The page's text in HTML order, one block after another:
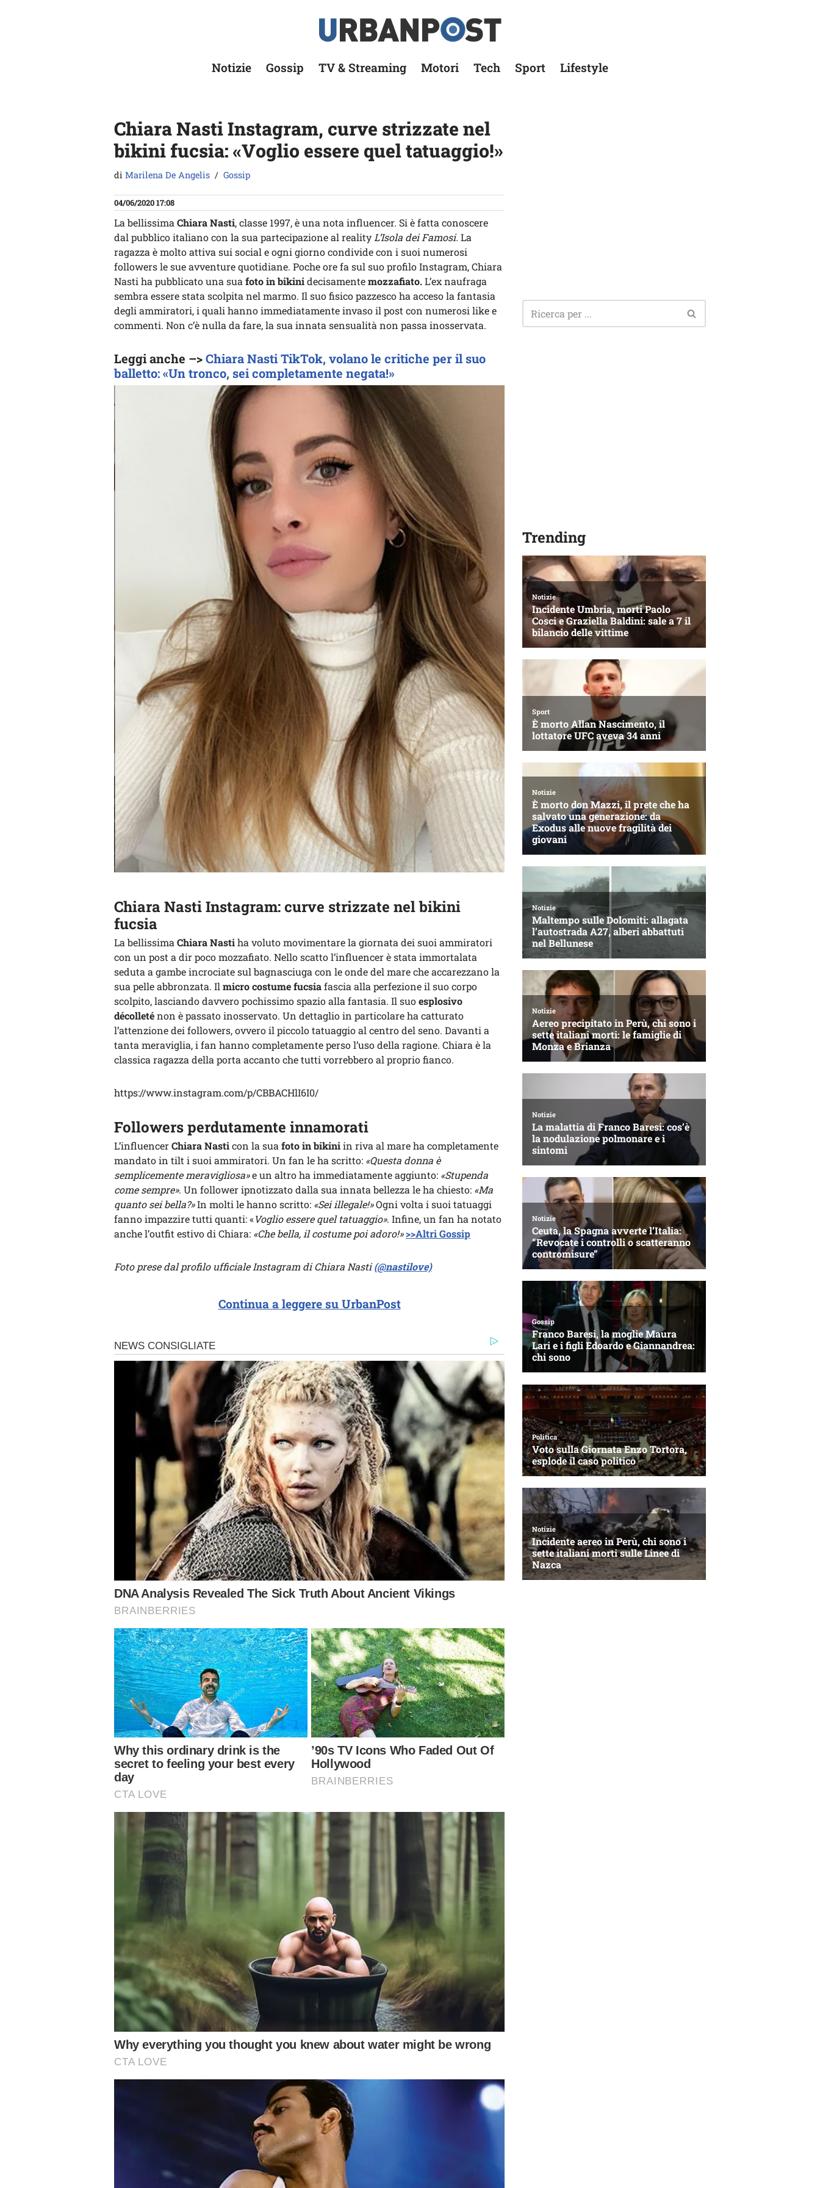
Notizie Gossip TV & Streaming Motori Tech Sport Lifestyle
Chiara Nasti Instagram, curve strizzate nel
bikini fucsia: «Voglio essere quel tatuaggio!»
di Marilena De Angelis Gossip
04/06/2020 17:08
La bellissima Chiara Nasti, classe 1997, è una nota influencer. Si è fatta conoscere
dal pubblico italiano con la sua partecipazione al reality L’Isola dei Famosi. La
ragazza è molto attiva sui social e ogni giorno condivide con i suoi numerosi
followers le sue avventure quotidiane. Poche ore fa sul suo profilo Instagram, Chiara
Nasti ha pubblicato una sua foto in bikinidecisamentemozzafiato.L’ex naufraga
sembra essere stata scolpita nel marmo. Il suo fisico pazzesco ha acceso la fantasia
degli ammiratori, i quali hanno immediatamente invaso il post con numerosi like e
commenti. Non c’è nulla da fare, la sua innata sensualità non passa inosservata.
Leggi anche –>Chiara Nasti TikTok, volano le critiche per il suo
balletto: «Un tronco, sei completamente negata!»
Chiara Nasti Instagram: curve strizzate nel bikini
fucsia
La bellissima Chiara Nastiha voluto movimentare la giornata dei suoi ammiratori
con un post a dir poco mozzafiato. Nello scatto l’influencer è stata immortalata
seduta a gambe incrociate sul bagnasciuga con le onde del mare che accarezzano la
sua pelle abbronzata. Il micro costume fucsiafascia alla perfezione il suo corpo
scolpito, lasciando davvero pochissimo spazio alla fantasia. Il suoesplosivo
décolleténon è passato inosservato. Un dettaglio in particolare ha catturato
l’attenzione dei followers, ovvero il piccolo tatuaggio al centro del seno. Davanti a
tanta meraviglia, i fan hanno completamente perso l’uso della ragione. Chiara è la
classica ragazza della porta accanto che tutti vorrebbero al proprio fianco.
https://www.instagram.com/p/CBBACHlI6I0/
Followers perdutamente innamorati
L’influencerChiara Nasticon la sua foto in bikiniin riva al mare ha completamente
mandato in tilt i suoi ammiratori. Un fan le ha scritto: «Questa donna è
semplicemente meravigliosa»e un altro ha immediatamente aggiunto: «Stupenda
come sempre». Un follower ipnotizzato dalla sua innata bellezza le ha chiesto: «Ma
quanto sei bella?»In molti le hanno scritto: «Sei illegale!»Ogni volta i suoi tatuaggi
fanno impazzire tutti quanti: «Voglio essere quel tatuaggio». Infine, un fan ha notato
anche l’outfit estivo di Chiara: «Che bella, il costume poi adoro!»>>Altri Gossip
Foto prese dal profilo ufficiale Instagram di Chiara Nasti(@nastilove)
Continua a leggere su UrbanPost
Trending